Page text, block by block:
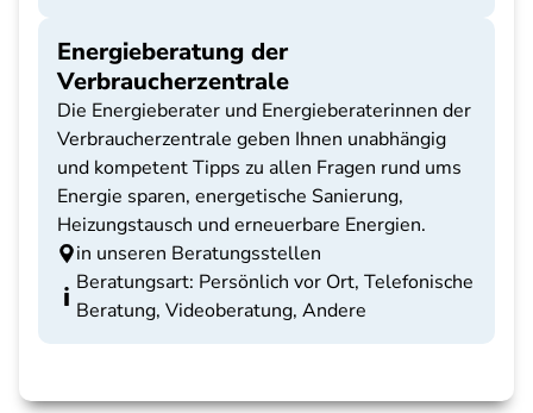
Energieberatung der
Verbraucherzentrale
Die Energieberater und Energieberaterinnen der
Verbraucherzentrale geben Ihnen unabhängig
und kompetent Tipps zu allen Fragen rund ums
Energie sparen, energetische Sanierung,
Heizungstausch und erneuerbare Energien.
in unseren Beratungsstellen
Beratungsart: Persönlich vor Ort, Telefonische
Beratung, Videoberatung, Andere